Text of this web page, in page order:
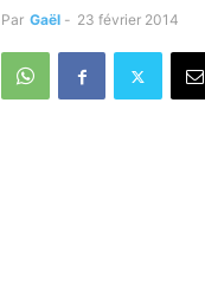
Par Gaël - 23 février 2014